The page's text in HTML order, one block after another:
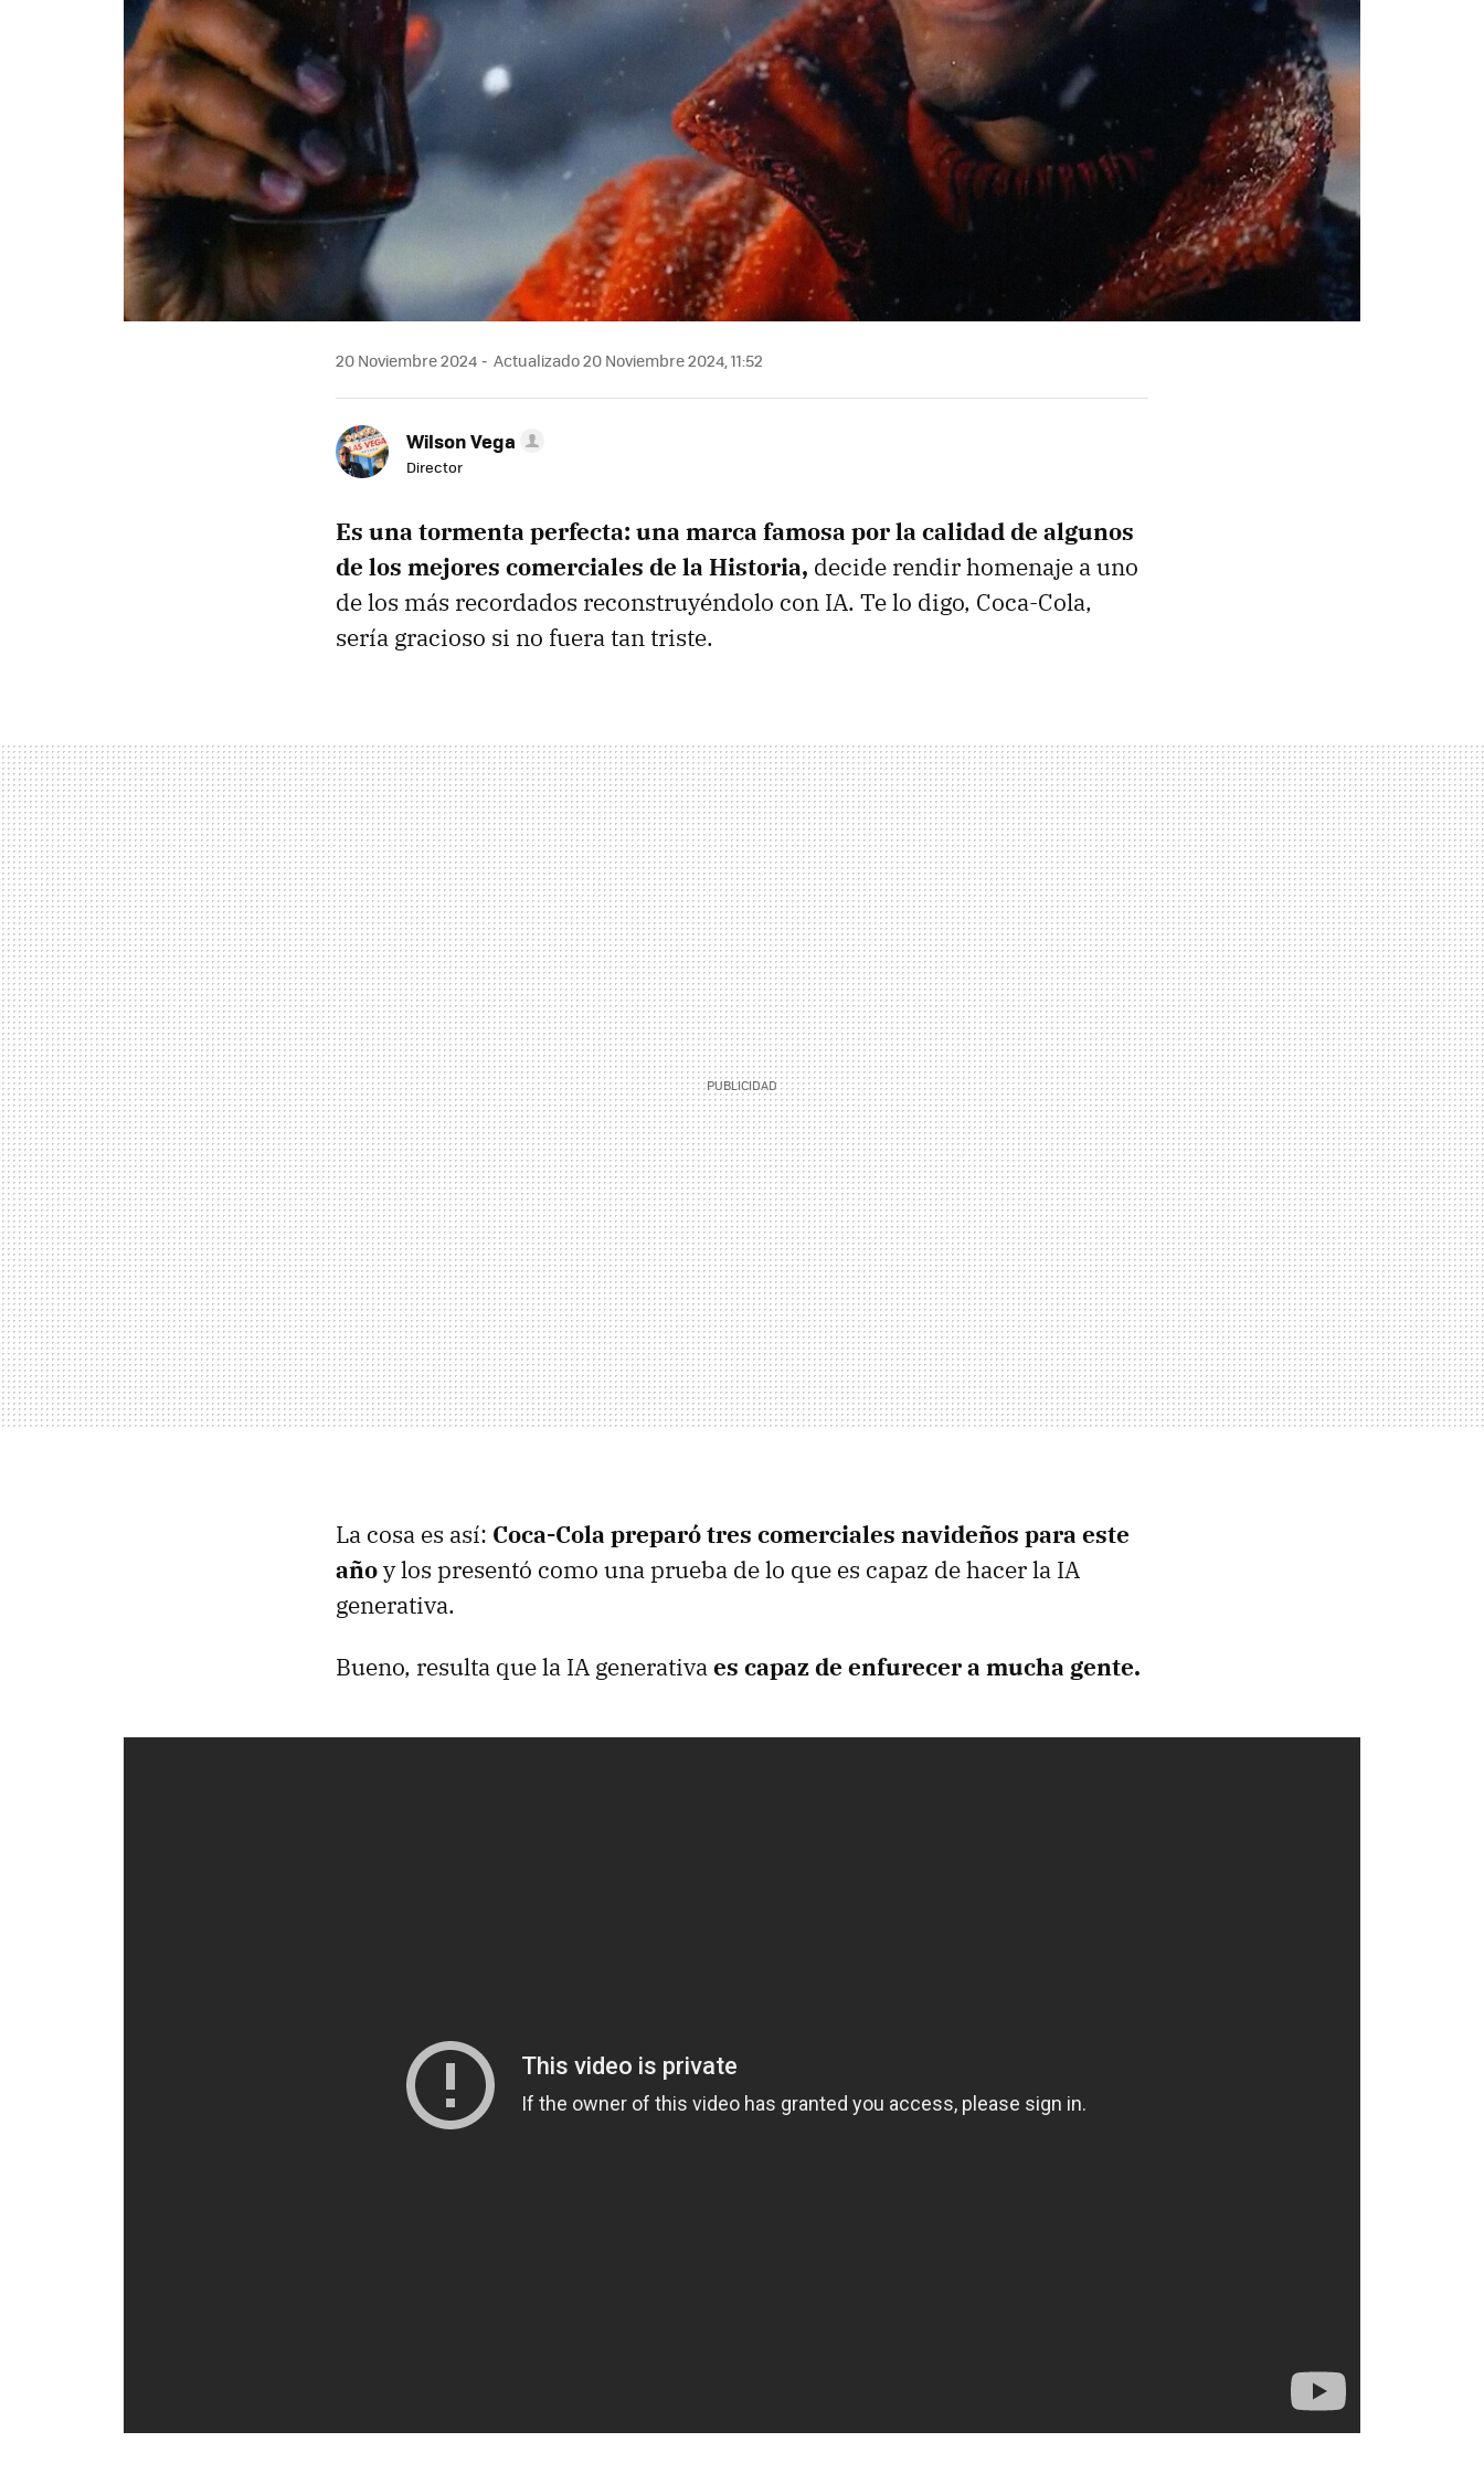
20 Noviembre 2024 Actualizado 20 Noviembre 2024, 11:52
Wilson Vega
Director
Es una tormenta perfecta: una marca famosa por la calidad de algunos
de los mejores comerciales de la Historia, decide rendir homenaje a uno
de los más recordados reconstruyéndolo con IA. Te lo digo, Coca-Cola,
sería gracioso si no fuera tan triste.
La cosa es así: Coca-Cola preparó tres comerciales navideños para este
añoy los presentó como una prueba de lo que es capaz de hacer la IA
generativa.
Bueno, resulta que la IA generativaes capaz de enfurecer a mucha gente.